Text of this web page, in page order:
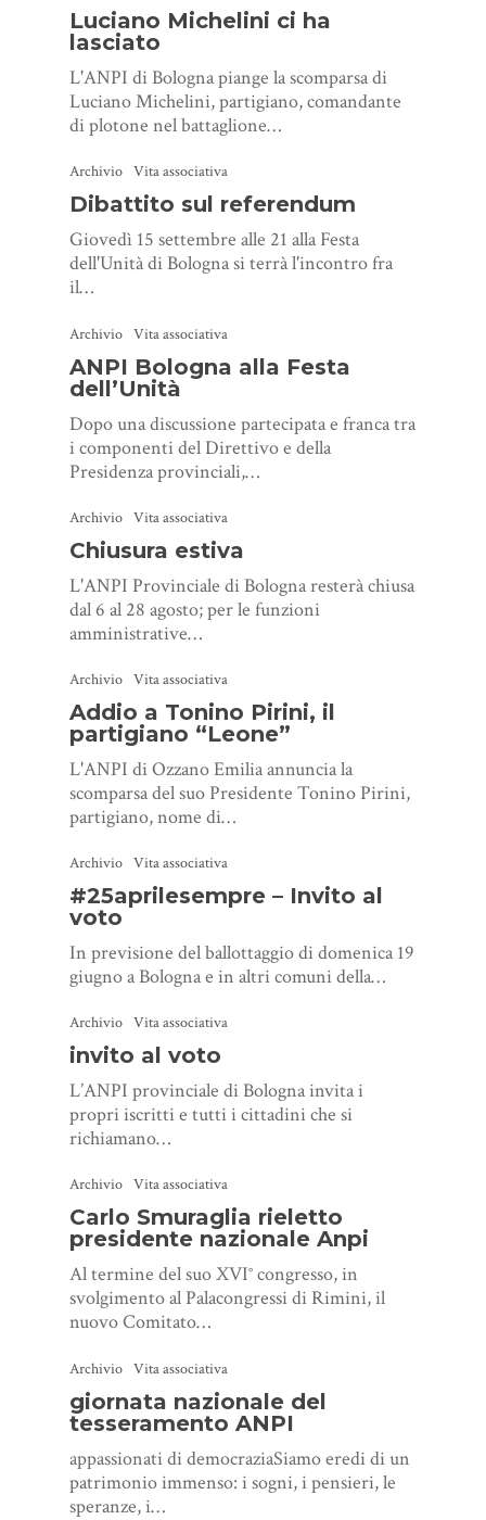
Luciano Michelini ci ha
lasciato
L'ANPI di Bologna piange la scomparsa di
Luciano Michelini, partigiano, comandante
di plotone nel battaglione…
Archivio Vita associativa
Dibattito sul referendum
Giovedì 15 settembre alle 21 alla Festa
dell'Unità di Bologna si terrà l'incontro fra
il…
Archivio Vita associativa
ANPI Bologna alla Festa
dell’Unità
Dopo una discussione partecipata e franca tra
i componenti del Direttivo e della
Presidenza provinciali,…
Archivio Vita associativa
Chiusura estiva
L'ANPI Provinciale di Bologna resterà chiusa
dal 6 al 28 agosto; per le funzioni
amministrative…
Archivio Vita associativa
Addio a Tonino Pirini, il
partigiano “Leone”
L'ANPI di Ozzano Emilia annuncia la
scomparsa del suo Presidente Tonino Pirini,
partigiano, nome di…
Archivio Vita associativa
#25aprilesempre – Invito al
voto
In previsione del ballottaggio di domenica 19
giugno a Bologna e in altri comuni della…
Archivio Vita associativa
invito al voto
L’ANPI provinciale di Bologna invita i
propri iscritti e tutti i cittadini che si
richiamano…
Archivio Vita associativa
Carlo Smuraglia rieletto
presidente nazionale Anpi
Al termine del suo XVI° congresso, in
svolgimento al Palacongressi di Rimini, il
nuovo Comitato…
Archivio Vita associativa
giornata nazionale del
tesseramento ANPI
appassionati di democraziaSiamo eredi di un
patrimonio immenso: i sogni, i pensieri, le
speranze, i…